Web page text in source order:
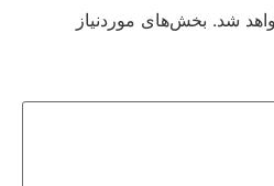
شد. بخش‌های موردنیاز